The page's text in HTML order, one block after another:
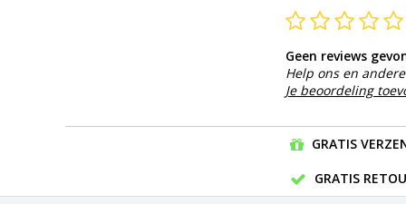
Geen reviews
Help ons en
Je beoordeling
GRATIS
GRATIS